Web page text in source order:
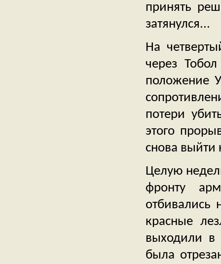
принять
затянулся...
На
через
положение
потери
этого
снова
Целую
фронту
отбивались
красные
выходили в
была